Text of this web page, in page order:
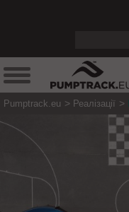
Pumptrack.eu Реалізації